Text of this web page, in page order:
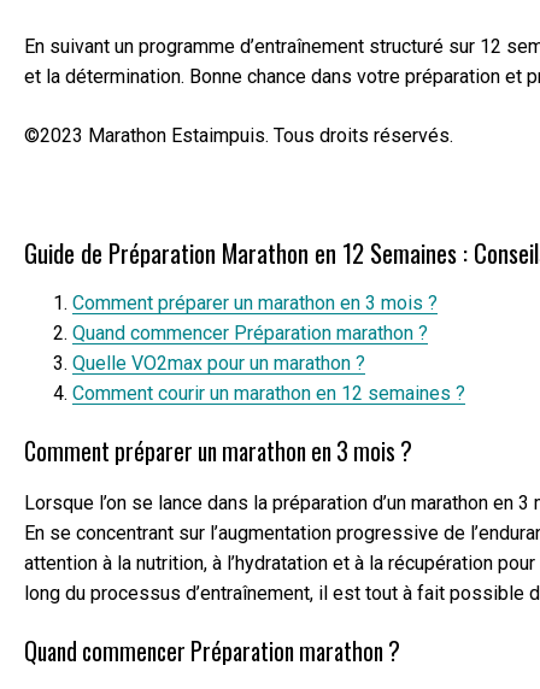
En suivant un programme d’entraînement structuré sur 12
et la détermination. Bonne chance dans votre préparation
©2023 Marathon Estaimpuis. Tous droits réservés.
Guide de Préparation Marathon en 12 Semaines :
Comment préparer un marathon en 3 mois ?
Quand commencer Préparation marathon ?
Quelle VO2max pour un marathon ?
Comment courir un marathon en 12 semaines ?
Comment préparer un marathon en 3 mois ?
Lorsque l’on se lance dans la préparation d’un marathon
En se concentrant sur l’augmentation progressive de
attention à la nutrition, à l’hydratation et à la récupération
long du processus d’entraînement, il est tout à fait possible
Quand commencer Préparation marathon ?